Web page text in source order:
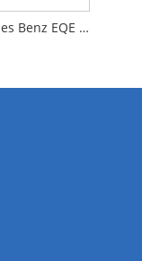
Mercedes Benz EQE SUV